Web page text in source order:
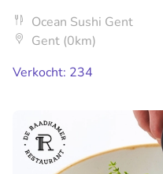
Ocean Sushi Gent
Gent (0km)
Verkocht: 234